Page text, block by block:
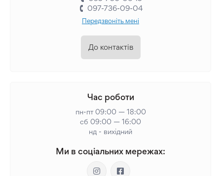
097-736-09-04
Передзвоніть мені
До контактів
Час роботи
пн-пт 09:00 — 18:00
сб 09:00 — 16:00
нд - вихідний
Ми в соціальних мережах: